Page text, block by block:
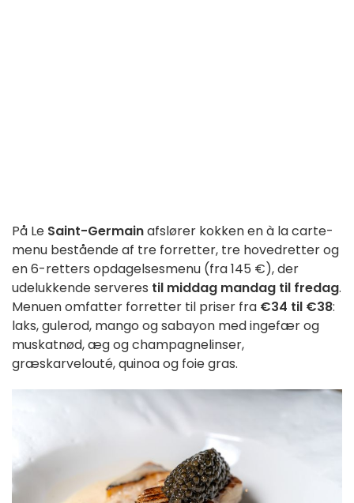
På Le Saint-Germainafslører kokken en à la carte-
menu bestående af tre forretter, tre hovedretter og
en 6-retters opdagelsesmenu (fra 145 €), der
udelukkende serveres til middag mandag til fredag.
Menuen omfatter forretter til priser fra €34 til €38:
laks, gulerod, mango og sabayon med ingefær og
muskatnød, æg og champagnelinser,
græskarvelouté, quinoa og foie gras.